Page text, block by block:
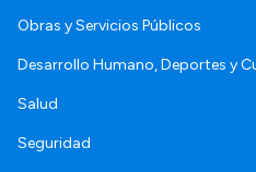
Obras y Servicios Públicos
Desarrollo Humano, Deportes y
Salud
Seguridad